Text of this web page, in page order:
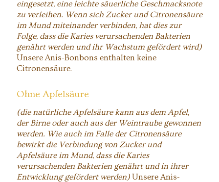
eingesetzt, eine leichte säuerliche Geschmacksnote
zu verleihen. Wenn sich Zucker und Citronensäure
im Mund miteinander verbinden, hat dies zur
Folge, dass die Karies verursachenden Bakterien
genährt werden und ihr Wachstum gefördert wird)
Unsere Anis-Bonbons enthalten keine
Citronensäure.
Ohne Apfelsäure
(die natürliche Apfelsäure kann aus dem Apfel,
der Birne oder auch aus der Weintraube gewonnen
werden. Wie auch im Falle der Citronensäure
bewirkt die Verbindung von Zucker und
Apfelsäure im Mund, dass die Karies
verursachenden Bakterien genährt und in ihrer
Entwicklung gefördert werden)Unsere Anis-